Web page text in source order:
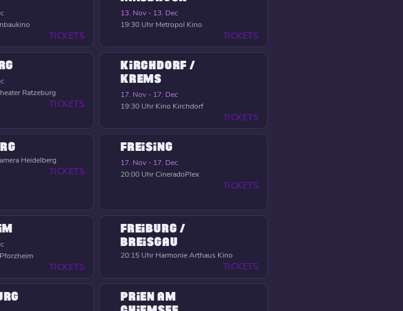
TICKETS
13. Nov - 13. Dec
19:30 Uhr Metropol Kino
TICKETS
Ratzeburg
TICKETS
KIRCHDORF /
KREMS
17. Nov - 17. Dec
19:30 Uhr Kino Kirchdorf
TICKETS
Heidelberg
TICKETS
FREISING
17. Nov - 17. Dec
20:00 UhrCineradoPlex
TICKETS
TICKETS
FREIBURG /
BREISGAU
20:15 Uhr Harmonie Arthaus Kino
TICKETS
PRIEN AM